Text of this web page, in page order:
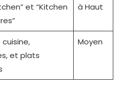
et “Kitchen
à Haut
cuisine,
et plats
Moyen